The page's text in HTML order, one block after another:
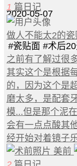
1 篇日记
2020-05-07
做人不能太2的
#瓷贴面 #术后
之前有了解过很
其实这个是根据
的，因为这个是
磨太多，是配套
模...但是那个泥
会有一点点酸其
经开始对着镜子
美前